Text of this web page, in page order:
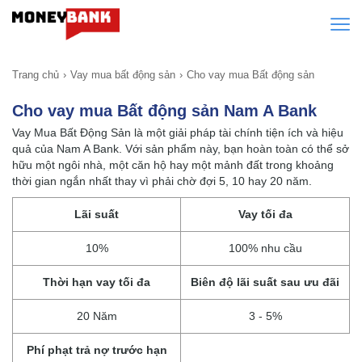
Trang chủ Vay mua bất động sản Cho vay mua Bất động sản
Cho vay mua Bất động sản Nam A Bank
Vay Mua Bất Động Sản là một giải pháp tài chính tiện ích và hiệu
quả của Nam A Bank. Với sản phẩm này, bạn hoàn toàn có thể sở
hữu một ngôi nhà, một căn hộ hay một mảnh đất trong khoảng
thời gian ngắn nhất thay vì phải chờ đợi 5, 10 hay 20 năm.
Lãi suất
10%
Vay tối đa
100% nhu cầu
Thời hạn vay tối đa
20 Năm
Biên độ lãi suất sau ưu đãi
3 - 5%
Phí phạt trả nợ trước hạn